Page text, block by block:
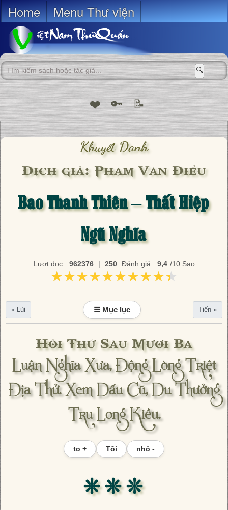
Home Menu Thư viện
🔍
❤️ 🔑 📝
Khuyết Danh
Dịch giả: Phạm Văn Điểu
Bao Thanh Thiên – Thất Hiệp
Ngũ Nghĩa
Lượt đọc: 962376 | 250 Đánh giá: 9,4 /10 Sao
★★★★★★★★★★
★★★★★★★★★★
« Lùi ☰ Mục lục Tiến »
Hồi Thứ Sáu Mươi Ba
Luận Nghĩa Xưa, Động Lòng Triệt
Địa Thử. Xem Dấu Cũ, Du Thưởng
Tru Long Kiều.
to + Tối nhỏ -
❊ ❊ ❊